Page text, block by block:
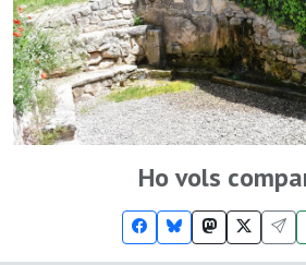
Ho vols